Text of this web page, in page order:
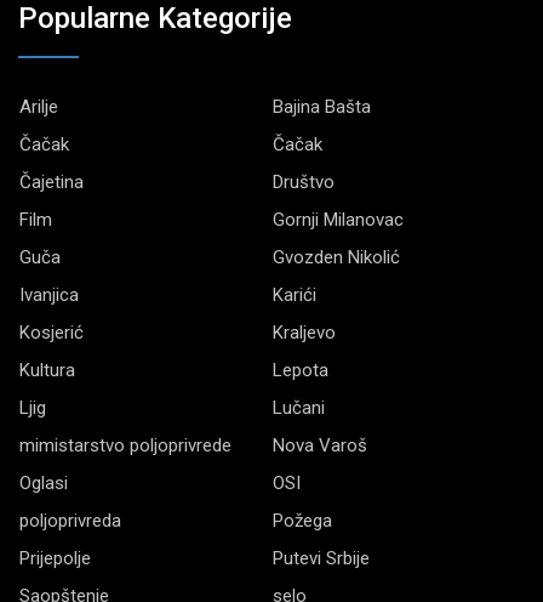
Popularne Kategorije
Arilje
Bajina Bašta
Čačak
Čačak
Čajetina
Društvo
Film
Gornji Milanovac
Guča
Gvozden Nikolić
Ivanjica
Karići
Kosjerić
Kraljevo
Kultura
Lepota
Ljig
Lučani
mimistarstvo poljoprivrede
Nova Varoš
Oglasi
OSI
poljoprivreda
Požega
Prijepolje
Putevi Srbije
Saopštenje
selo